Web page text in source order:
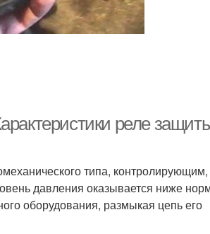
реле
типа, контролирующим,
давления оказывается ниже
оборудования, размыкая цепь его